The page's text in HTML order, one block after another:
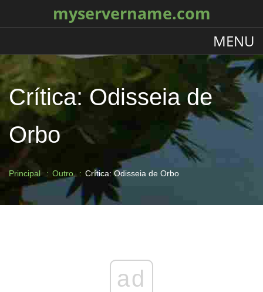
myservername.com
MENU
Crítica: Odisseia de
Orbo
Principal Outro Crítica: Odisseia de Orbo
ad